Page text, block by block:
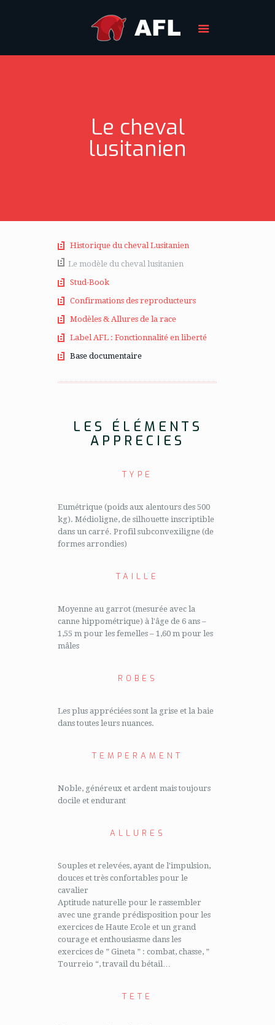
Le cheval
lusitanien
Historique du cheval Lusitanien
Le modèle du cheval lusitanien
Stud-Book
Confirmations des reproducteurs
Modèles & Allures de la race
Label AFL : Fonctionnalité en liberté
Base documentaire
LES ÉLÉMENTS
APPRECIES
TYPE
Eumétrique (poids aux alentours des 500
kg). Médioligne, de silhouette inscriptible
dans un carré. Profil subconvexiligne (de
formes arrondies)
TAILLE
Moyenne au garrot (mesurée avec la
canne hippométrique) à l'âge de 6 ans –
1,55 m pour les femelles – 1,60 m pour les
mâles
ROBES
Les plus appréciées sont la grise et la baie
dans toutes leurs nuances.
TEMPERAMENT
Noble, généreux et ardent mais toujours
docile et endurant
ALLURES
Souples et relevées, ayant de l'impulsion,
douces et très confortables pour le
cavalier
Aptitude naturelle pour le rassembler
avec une grande prédisposition pour les
exercices de Haute Ecole et un grand
courage et enthousiasme dans les
exercices de ” Gineta ” : combat, chasse, ”
Tourreio “, travail du bétail…
TETE